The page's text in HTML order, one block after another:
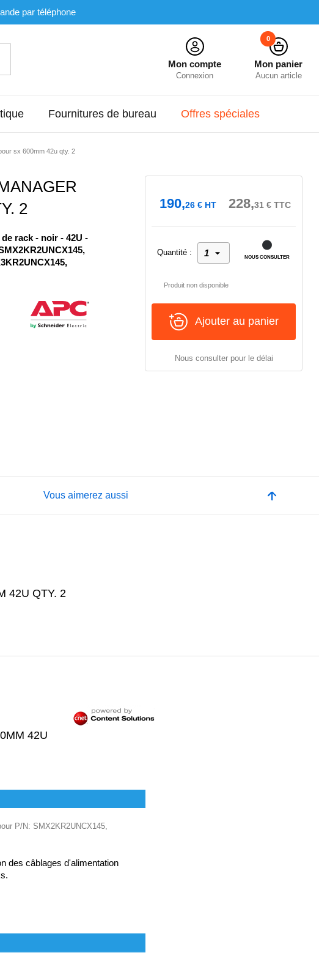
par téléphone
Mon compte
Connexion
Mon panier
Aucun article
0
Fournitures de bureau Offres spéciales
sx 600mm 42u qty. 2
2
rack - noir - 42U -
190,26€HT 228,31 € TTC
Quantité :
NOUS CONSULTER
Produit non disponible
Ajouter au panier
Nous consulter pour le délai
Vous aimerez aussi
42U QTY. 2
42U
P/N: SMX2KR2UNCX145,
des câblages d'alimentation